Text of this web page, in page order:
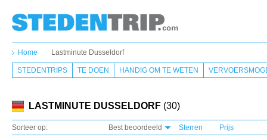
Home Lastminute Dusseldorf
STEDENTRIPS TE DOEN HANDIG OM TE WETEN
LASTMINUTE DUSSELDORF (30)
Sorteer op: Best beoordeeld Sterren Prijs